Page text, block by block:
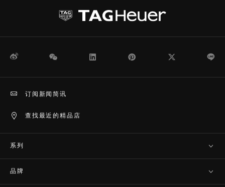
微博 WeChat Pinterest
查找最近的精品店
订阅新闻简讯
系列
品牌